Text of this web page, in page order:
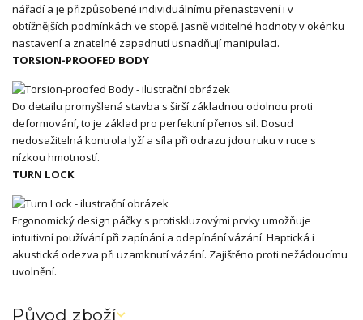
nářadí a je přizpůsobené individuálnímu přenastavení i v
obtížnějších podmínkách ve stopě. Jasně viditelné hodnoty v okénku
nastavení a znatelné zapadnutí usnadňují manipulaci.
TORSION-PROOFED BODY
Do detailu promyšlená stavba s širší základnou odolnou proti
deformování, to je základ pro perfektní přenos sil. Dosud
nedosažitelná kontrola lyží a síla při odrazu jdou ruku v ruce s
nízkou hmotností.
TURN LOCK
Ergonomický design páčky s protiskluzovými prvky umožňuje
intuitivní používání při zapínání a odepínání vázání. Haptická i
akustická odezva při uzamknutí vázání. Zajištěno proti nežádoucímu
uvolnění.
Původ zboží